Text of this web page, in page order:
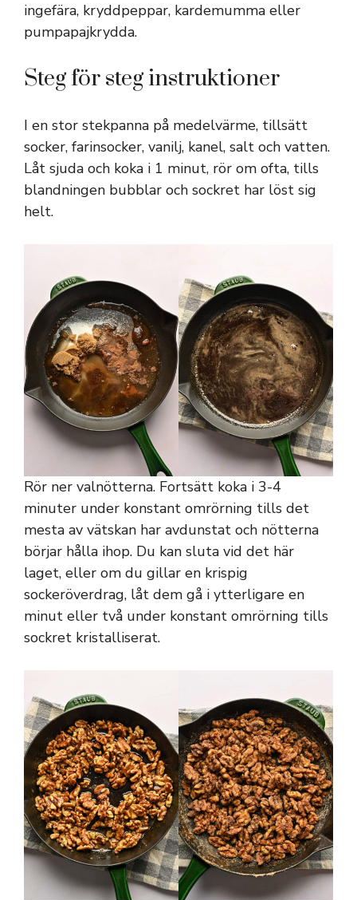
ingefära, kryddpeppar, kardemumma eller
pumpapajkrydda.
Steg för steg instruktioner
I en stor stekpanna på medelvärme, tillsätt
socker, farinsocker, vanilj, kanel, salt och vatten.
Låt sjuda och koka i 1 minut, rör om ofta, tills
blandningen bubblar och sockret har löst sig
helt.
Rör ner valnötterna. Fortsätt koka i 3-4
minuter under konstant omrörning tills det
mesta av vätskan har avdunstat och nötterna
börjar hålla ihop. Du kan sluta vid det här
laget, eller om du gillar en krispig
sockeröverdrag, låt dem gå i ytterligare en
minut eller två under konstant omrörning tills
sockret kristalliserat.